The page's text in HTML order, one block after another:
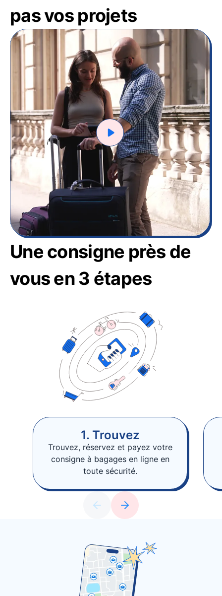
pas vos projets
Une consigne près de
vous en 3 étapes
1. Trouvez
Trouvez, réservez et payez votre
consigne à bagages en ligne en
toute sécurité.